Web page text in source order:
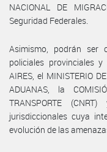
NACIONAL DE
Seguridad Federales.
Asimismo, podrán ser
policiales provinciales y
AIRES, el MINISTERIO
ADUANAS, la
TRANSPORTE
jurisdiccionales cuya
evolución de las